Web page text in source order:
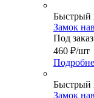
Быстрый
Замок
Под заказ
460 ₽/шт
Быстрый
Замок